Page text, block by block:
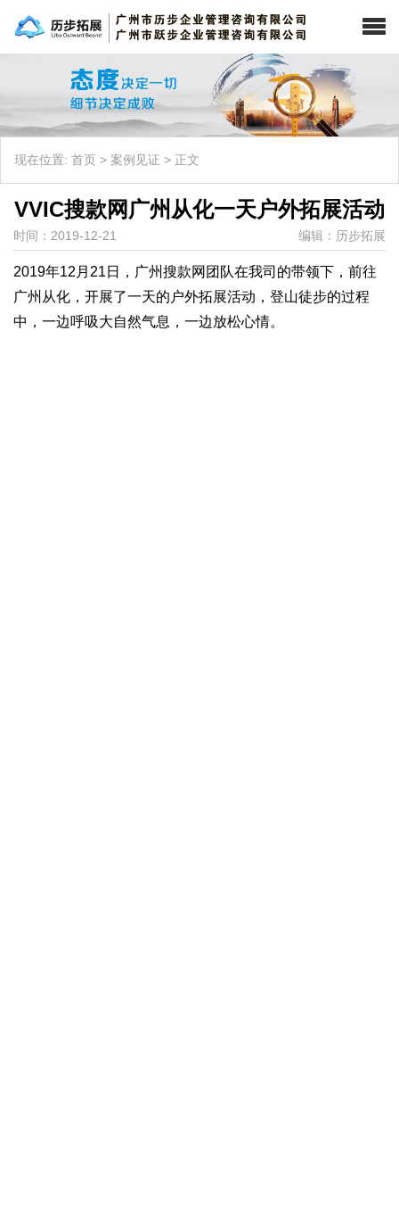
现在位置: 首页 > 案例见证 > 正文
VVIC搜款网广州从化一天户外拓展活动
时间：2019-12-21 编辑：历步拓展
2019年12月21日，广州搜款网团队在我司的带领下，前往
广州从化，开展了一天的户外拓展活动，登山徒步的过程
中，一边呼吸大自然气息，一边放松心情。